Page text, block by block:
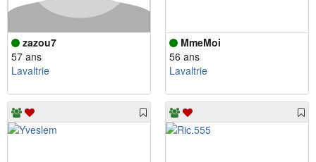
zazou7
57 ans
Lavaltrie
MmeMoi
56 ans
Lavaltrie